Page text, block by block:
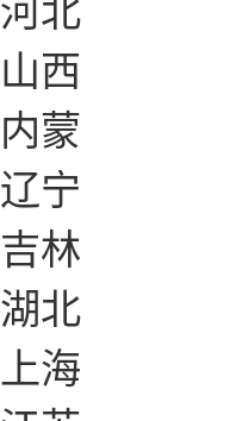
山西
内蒙
辽宁
吉林
湖北
上海